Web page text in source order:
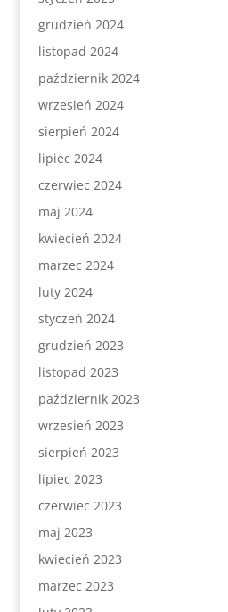
grudzień 2024
listopad 2024
październik 2024
wrzesień 2024
sierpień 2024
lipiec 2024
czerwiec 2024
maj 2024
kwiecień 2024
marzec 2024
luty 2024
styczeń 2024
grudzień 2023
listopad 2023
październik 2023
wrzesień 2023
sierpień 2023
lipiec 2023
czerwiec 2023
maj 2023
kwiecień 2023
marzec 2023